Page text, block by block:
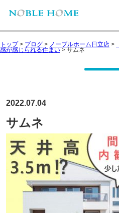
トップ> ブログ > ノーブルホーム日立店 >
感が感じられる住まい > サムネ
2022.07.04
サムネ